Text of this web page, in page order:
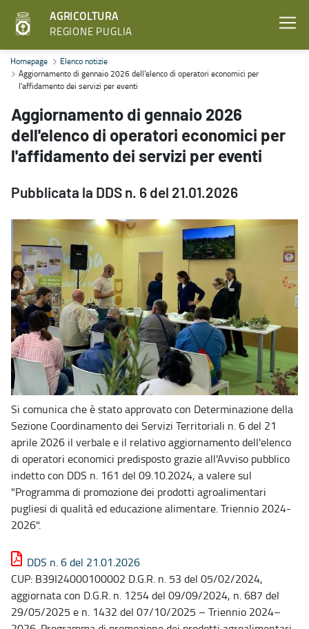
AGRICOLTURA
REGIONE PUGLIA
Aggiornamento di gennaio 2026 dell'elenco di operatori
Homepage
Elenco notizie
Aggiornamento di gennaio 2026 dell'elenco di operatori economici per
l'affidamento dei servizi per eventi
Aggiornamento di gennaio 2026
dell'elenco di operatori economici per
l'affidamento dei servizi per eventi
Pubblicata la DDS n. 6 del 21.01.2026
Si comunica che è stato approvato con Determinazione della
Sezione Coordinamento dei Servizi Territoriali n. 6 del 21
aprile 2026 il verbale e il relativo aggiornamento dell'elenco
di operatori economici predisposto grazie all'Avviso pubblico
indetto con DDS n. 161 del 09.10.2024, a valere sul
"Programma di promozione dei prodotti agroalimentari
pugliesi di qualità ed educazione alimentare. Triennio 2024-
2026".
DDS n. 6 del 21.01.2026
CUP: B39I24000100002 D.G.R. n. 53 del 05/02/2024,
aggiornata con D.G.R. n. 1254 del 09/09/2024, n. 687 del
29/05/2025 e n. 1432 del 07/10/2025 – Triennio 2024–